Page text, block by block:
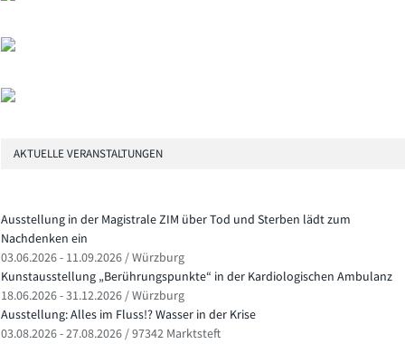
AKTUELLE VERANSTALTUNGEN
Ausstellung in der Magistrale ZIM über Tod und Sterben lädt zum
Nachdenken ein
03.06.2026 - 11.09.2026 / Würzburg
Kunstausstellung „Berührungspunkte“ in der Kardiologischen Ambulanz
18.06.2026 - 31.12.2026 / Würzburg
Ausstellung: Alles im Fluss!? Wasser in der Krise
03.08.2026 - 27.08.2026 / 97342 Marktsteft